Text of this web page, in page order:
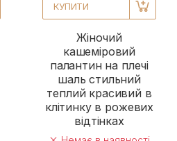
КУПИТИ
Жіночий
кашеміровий
палантин на плечі
шаль стильний
теплий красивий в
клітинку в рожевих
відтінках